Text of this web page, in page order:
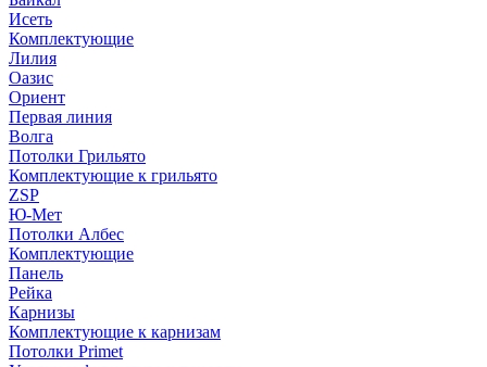
Исеть
Комплектующие
Лилия
Оазис
Ориент
Первая линия
Волга
Потолки Грильято
Комплектующие к грильято
ZSP
Ю-Мет
Потолки Албес
Комплектующие
Панель
Рейка
Карнизы
Комплектующие к карнизам
Потолки Primet